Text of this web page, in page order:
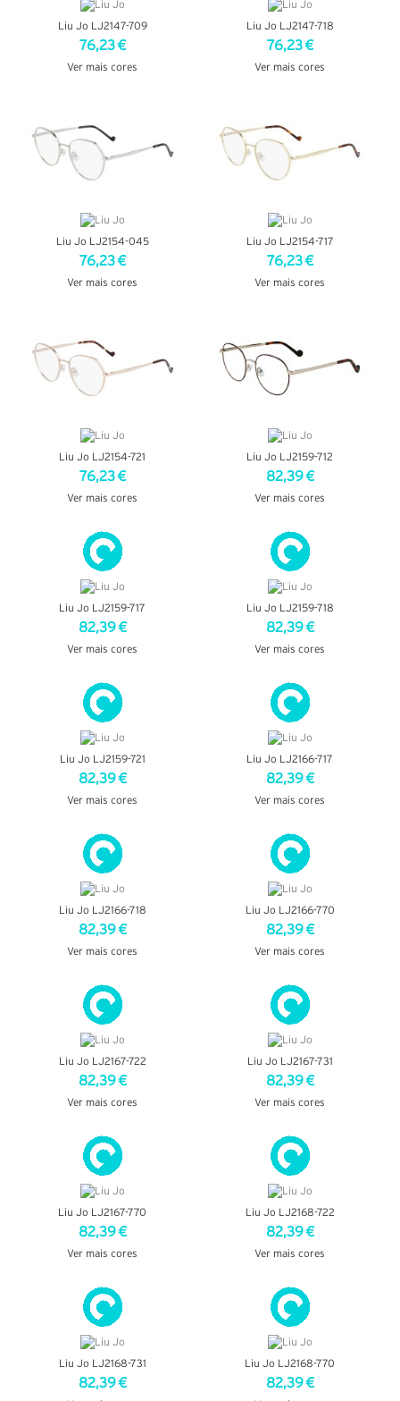
Liu Jo LJ2147-709
76,23 €
Ver mais cores
Liu Jo LJ2147-718
76,23 €
Ver mais cores
Liu Jo LJ2154-045
76,23 €
Ver mais cores
Liu Jo LJ2154-717
76,23 €
Ver mais cores
Liu Jo LJ2154-721
76,23 €
Ver mais cores
Liu Jo LJ2159-712
82,39 €
Ver mais cores
Liu Jo LJ2159-717
82,39 €
Ver mais cores
VER DETALHES
Liu Jo LJ2159-718
82,39 €
Ver mais cores
VER DETALHES
Liu Jo LJ2159-721
82,39 €
Ver mais cores
VER DETALHES
Liu Jo LJ2166-717
82,39 €
Ver mais cores
VER DETALHES
Liu Jo LJ2166-718
82,39 €
Ver mais cores
VER DETALHES
Liu Jo LJ2166-770
82,39 €
Ver mais cores
VER DETALHES
Liu Jo LJ2167-722
82,39 €
Ver mais cores
VER DETALHES
Liu Jo LJ2167-731
82,39 €
Ver mais cores
VER DETALHES
Liu Jo LJ2167-770
82,39 €
Ver mais cores
VER DETALHES
Liu Jo LJ2168-722
82,39 €
Ver mais cores
VER DETALHES
Liu Jo LJ2168-731
82,39 €
Liu Jo LJ2168-770
82,39 €